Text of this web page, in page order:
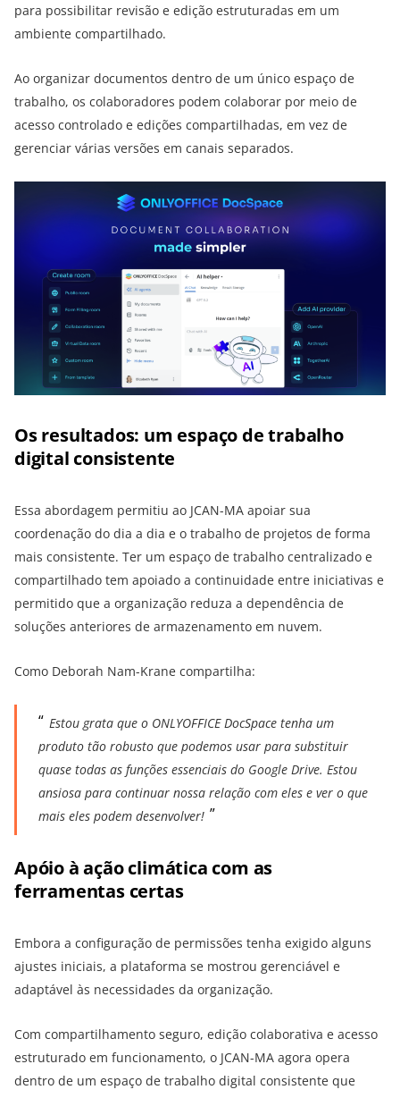
para possibilitar revisão e edição estruturadas em um
ambiente compartilhado.
Ao organizar documentos dentro de um único espaço de
trabalho, os colaboradores podem colaborar por meio de
acesso controlado e edições compartilhadas, em vez de
gerenciar várias versões em canais separados.
Os resultados: um espaço de trabalho
digital consistente
Essa abordagem permitiu ao JCAN-MA apoiar sua
coordenação do dia a dia e o trabalho de projetos de forma
mais consistente. Ter um espaço de trabalho centralizado e
compartilhado tem apoiado a continuidade entre iniciativas e
permitido que a organização reduza a dependência de
soluções anteriores de armazenamento em nuvem.
Como Deborah Nam-Krane compartilha:
Estou grata que o ONLYOFFICE DocSpace tenha um
produto tão robusto que podemos usar para substituir
quase todas as funções essenciais do Google Drive. Estou
ansiosa para continuar nossa relação com eles e ver o que
mais eles podem desenvolver!
Apóio à ação climática com as
ferramentas certas
Embora a configuração de permissões tenha exigido alguns
ajustes iniciais, a plataforma se mostrou gerenciável e
adaptável às necessidades da organização.
Com compartilhamento seguro, edição colaborativa e acesso
estruturado em funcionamento, o JCAN-MA agora opera
dentro de um espaço de trabalho digital consistente que